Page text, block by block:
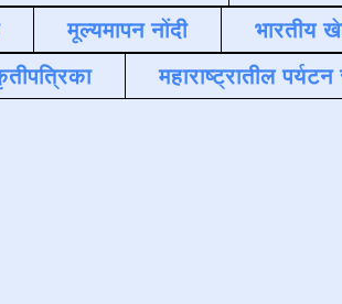
मूल्यमापन नोंदी भारतीय
महाराष्ट्रातील